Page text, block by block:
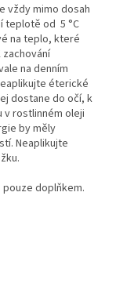
vždy mimo dosah
teplotě od 5 °C
na teplo, které
na denním
éterické
dostane do očí, k
v rostlinném oleji
by měly
Neaplikujte
doplňkem.